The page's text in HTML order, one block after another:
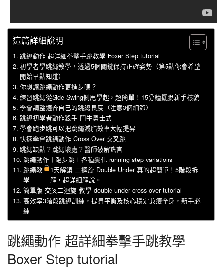
這篇詳細說明
跳繩動作 超詳細拳擊手跳教學 Boxer Step tutorial
初學者學跳繩教學，透過5個關鍵保持正確姿勢（第5點你會希望
開始早點知道）
你想讓跳繩動作更進步嗎？
練習跳繩從Side Swing側甩學起，超簡單！15分鐘擺脫新手樣貌
學會調整適合自己的跳繩長度（注意3個細節）
跳繩初學者動作殺手 鬥牛勇士式
學會跑步跳可以把跳繩減脂效率大幅提昇
快速學會跳繩動作 Cross Over 交叉跳
跳繩缺點？跳繩壞處？醫師破解謠言
跳繩動作｜跑步跳＋各種變化 running step variations
跳繩教
學
1天解鎖 二迴旋 Double Under 真的超簡單！5階段拆
解，超詳細解說。
簡單版 交叉二迴旋 教學 double under cross over tutorial
高效率3階段跳繩訓練，提昇平衡及核心穩定兼瘦全身，新手必
練
跳繩動作 超詳細拳擊手跳教學
Boxer Step tutorial